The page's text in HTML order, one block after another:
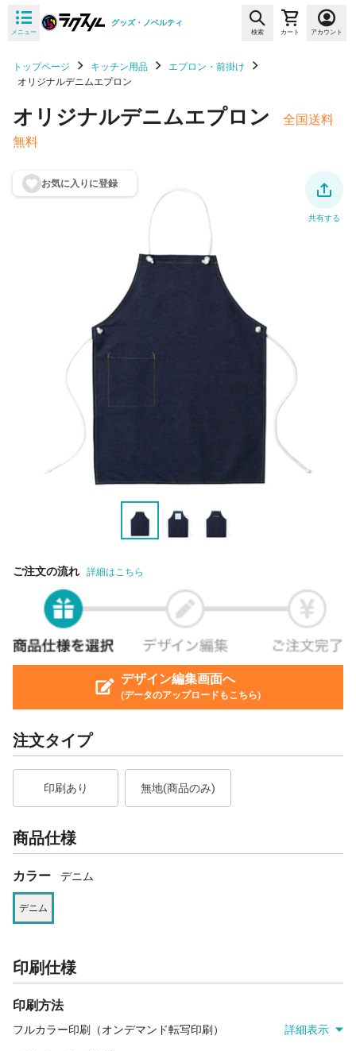
メニュー
グッズ・ノベルティ
検索 カート アカウント
トップページ キッチン用品
エプロン・前掛け
オリジナルデニムエプロン
オリジナルデニムエプロン
全国送料
無料
お気に入りに登録
共有する
ご注文の流れ 詳細はこちら
デザイン編集画面へ
(データのアップロードもこちら)
注文タイプ
印刷あり 無地(商品のみ)
商品仕様
カラー デニム
デニム
印刷仕様
印刷方法
フルカラー印刷（オンデマンド転写印刷） 詳細表示